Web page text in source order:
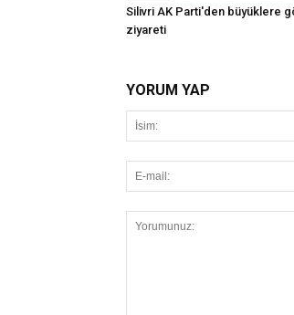
Silivri AK Parti'den büyüklere
ziyareti
YORUM YAP